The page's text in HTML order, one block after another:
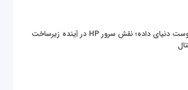
زیر پوست دنیای داده؛ نقش سرور HP در آینده زیرساخت